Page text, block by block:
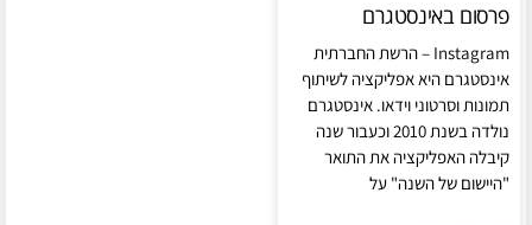
פרסום באינסטגרם
Instagram – הרשת החברתית
אינסטגרם היא אפליקציה לשיתוף
תמונות וסרטוני וידאו. אינסטגרם
נולדה בשנת 2010 וכעבור שנה
קיבלה האפליקציה את התואר
"היישום של השנה" על